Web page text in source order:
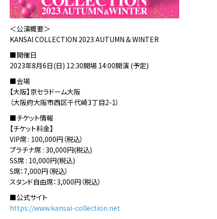
＜公演概要＞
KANSAI COLLECTION 2023 AUTUMN & WINTER
■開催日
2023年8月6日(日) 12:30開場 14:00開演 (予定)
■会場
【大阪】京セラドーム大阪
（大阪府大阪市西区千代崎3丁目2-1）
■チケット情報
【チケット料金】
VIP席 : 100,000円（税込）
プラチナ席 : 30,000円(税込)
SS席 : 10,000円(税込)
S席：7,000円（税込）
スタンド自由席：3,000円（税込）
■公式サイト
https://www.kansai-collection.net